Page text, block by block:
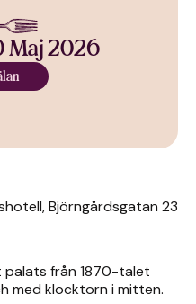
Maj 2026
Björngårdsgatan 23
från 1870-talet
med klocktorn i mitten.